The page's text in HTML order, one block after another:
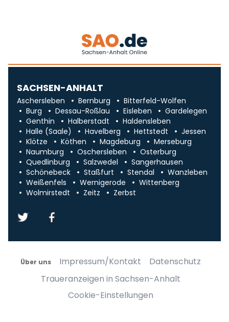
SACHSEN-ANHALT
Aschersleben Bernburg
Bitterfeld-Wolfen
Burg
Dessau-Roßlau Eisleben
Gardelegen
Genthin
Halberstadt
Haldensleben
Halle (Saale)
Havelberg Hettstedt
Jessen
Klötze
Köthen Magdeburg
Merseburg
Naumburg
Oschersleben
Osterburg
Quedlinburg
Salzwedel
Sangerhausen
Schönebeck
Staßfurt Stendal
Wanzleben
Weißenfels
Wernigerode
Wittenberg
Wolmirstedt
Zeitz Zerbst
Über uns Impressum/Kontakt
Datenschutz
Traueranzeigen in Sachsen-Anhalt
Cookie-Einstellungen